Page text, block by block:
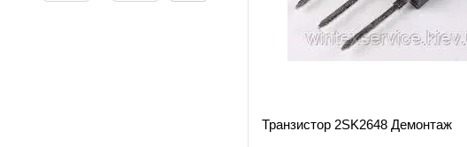
Транзистор 2SK2648 Демонтаж